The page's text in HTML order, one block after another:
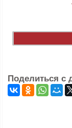
Поделиться с